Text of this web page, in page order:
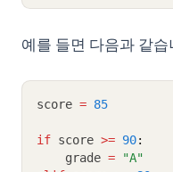
예를 들면 다음과 같습
score = 85
if score >= 90:
    grade
=
"A"